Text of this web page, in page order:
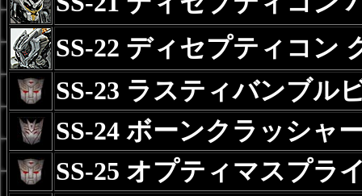
SS-22 ディセプティコン
SS-23 ラスティバンブル
SS-24 ボーンクラッシャ
SS-25 オプティマスプラ